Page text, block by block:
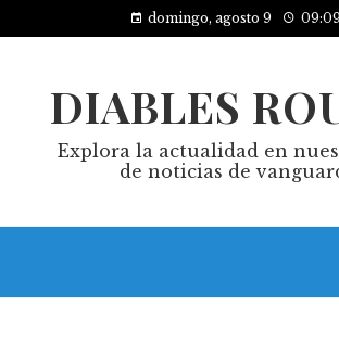
domingo, agosto 9
DIABLES
Explora la actualidad en
de noticias de